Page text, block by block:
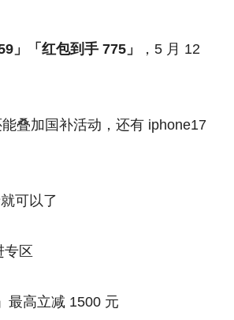
」「红包到手 775」
，5 月 12
叠加国补活动，还有 iphone17
可以了
区
最高立减 1500 元